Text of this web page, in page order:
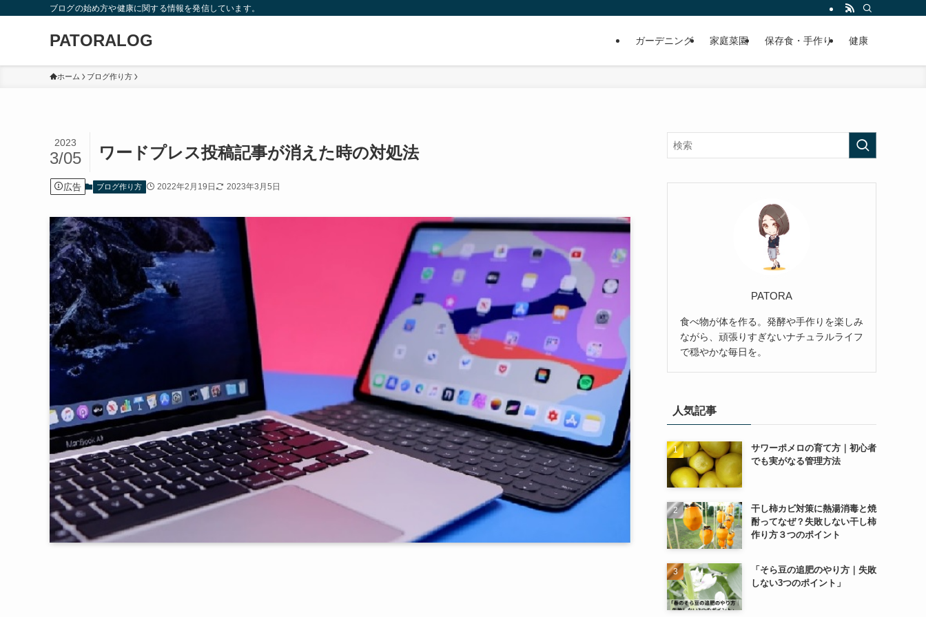
ブログの始め方や健康に関する情報を発信しています。
PATORALOG ガーデニング 家庭菜園 保存食・手作り 健康
ホーム ブログ作り方
ワードプレス投稿記事が消えた時の対処法
2023
3/05
広告 ブログ作り方 2022年2月19日 2023年3月5日
PATORA
食べ物が体を作る。発酵や手作りを楽しみ
ながら、頑張りすぎないナチュラルライフ
で穏やかな毎日を。
人気記事
サワーポメロの育て方｜初心者
でも実がなる管理方法
干し柿カビ対策に熱湯消毒と焼
酎ってなぜ？失敗しない干し柿
作り方３つのポイント
「そら豆の追肥のやり方｜失敗
しない3つのポイント」